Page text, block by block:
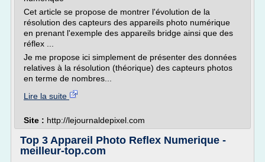
Cet article se propose de montrer l'évolution de la
résolution des capteurs des appareils photo numérique
en prenant l'exemple des appareils bridge ainsi que des
réflex ...
Je me propose ici simplement de présenter des données
relatives à la résolution (théorique) des capteurs photos
en terme de nombres...
Lire la suite
Site : http://lejournaldepixel.com
Top 3 Appareil Photo Reflex Numerique -
meilleur-top.com